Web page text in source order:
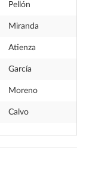
Pellón
Miranda
Atienza
García
Moreno
Calvo